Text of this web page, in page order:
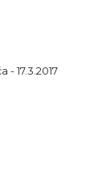
17.3.2017